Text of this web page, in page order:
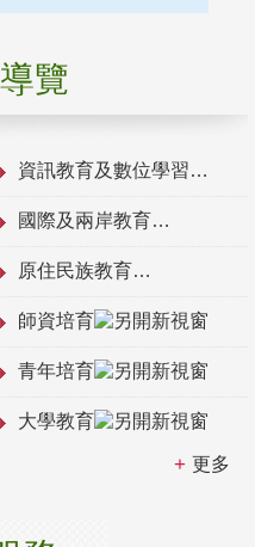
覽
資訊教育及數位學習
國際及兩岸教育
原住民族教育
師資培育
青年培育
大學教育
更多